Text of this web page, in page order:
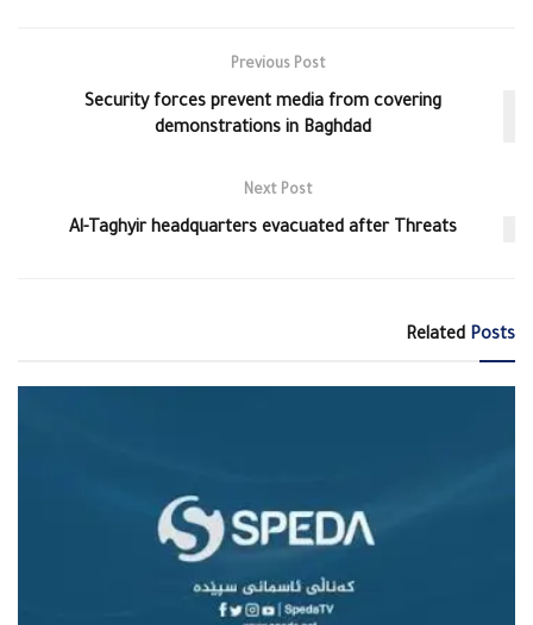
Previous Post
Security forces prevent media from covering
demonstrations in Baghdad
Next Post
Al-Taghyir headquarters evacuated after Threats
Related Posts